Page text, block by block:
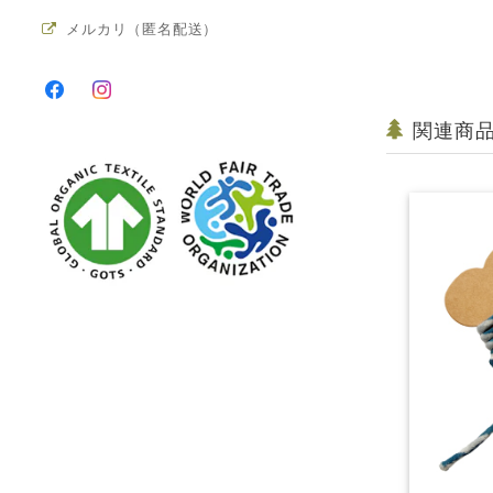
メルカリ（匿名配送）
関連商